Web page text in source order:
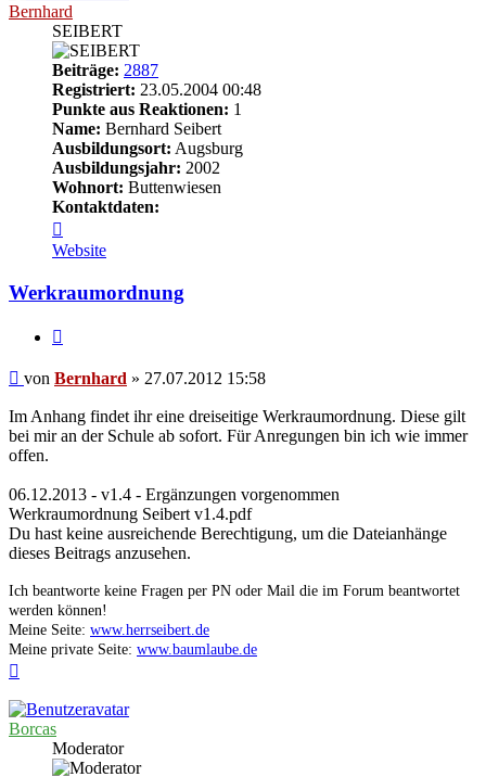
Bernhard
SEIBERT
Beiträge: 2887
Registriert: 23.05.2004 00:48
Punkte aus Reaktionen: 1
Name: Bernhard Seibert
Ausbildungsort: Augsburg
Ausbildungsjahr: 2002
Wohnort: Buttenwiesen
Kontaktdaten:
von
Bernhard
Website
Werkraumordnung
Beitrag
von Bernhard » 27.07.2012 15:58
Im Anhang findet ihr eine dreiseitige Werkraumordnung. Diese gilt
bei mir an der Schule ab sofort. Für Anregungen bin ich wie immer
offen.
06.12.2013 - v1.4 - Ergänzungen vorgenommen
Werkraumordnung Seibert v1.4.pdf
Du hast keine ausreichende Berechtigung, um die Dateianhänge
dieses Beitrags anzusehen.
Ich beantworte keine Fragen per PN oder Mail die im Forum beantwortet
werden können!
Meine Seite: www.herrseibert.de
Meine private Seite: www.baumlaube.de
Borcas
Moderator